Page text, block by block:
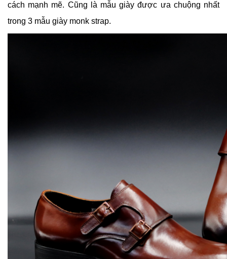
cách mạnh mẽ. Cũng là mẫu giày được ưa chuộng nhất
trong 3 mẫu giày monk strap.